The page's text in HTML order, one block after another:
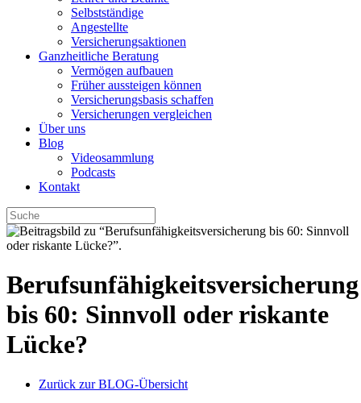
Selbstständige
Angestellte
Versicherungsaktionen
Ganzheitliche Beratung
Vermögen aufbauen
Früher aussteigen können
Versicherungsbasis schaffen
Versicherungen vergleichen
Über uns
Blog
Videosammlung
Podcasts
Kontakt
Berufsunfähigkeitsversicherung
bis 60: Sinnvoll oder riskante
Lücke?
Zurück zur BLOG-Übersicht